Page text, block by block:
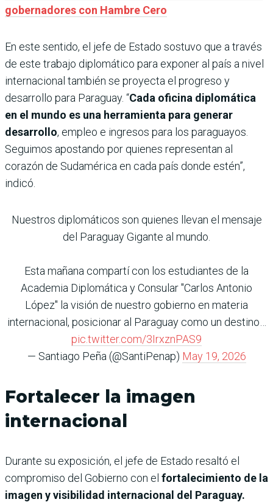
gobernadores con Hambre Cero
En este sentido, el jefe de Estado sostuvo que a través
de este trabajo diplomático para exponer al país a nivel
internacional también se proyecta el progreso y
desarrollo para Paraguay. “Cada oficina diplomática
en el mundo es una herramienta para generar
desarrollo, empleo e ingresos para los paraguayos.
Seguimos apostando por quienes representan al
corazón de Sudamérica en cada país donde estén”,
indicó.
Nuestros diplomáticos son quienes llevan el mensaje
del Paraguay Gigante al mundo.
Esta mañana compartí con los estudiantes de la
Academia Diplomática y Consular "Carlos Antonio
López" la visión de nuestro gobierno en materia
internacional, posicionar al Paraguay como un destino…
pic.twitter.com/3IrxznPAS9
— Santiago Peña (@SantiPenap) May 19, 2026
Fortalecer la imagen
internacional
Durante su exposición, el jefe de Estado resaltó el
compromiso del Gobierno con el fortalecimiento de la
imagen y visibilidad internacional del Paraguay.